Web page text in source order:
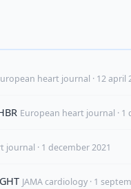
heart journal · 12 april
European heart journal · 1
journal · 1 december 2021
JAMA cardiology · 1